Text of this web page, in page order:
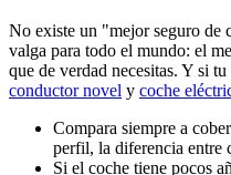
No existe un "mejor seguro de
valga para todo el mundo: el
que de verdad necesitas. Y si
conductor novel y coche
Compara siempre a
perfil, la diferencia entre
Si el coche tiene pocos